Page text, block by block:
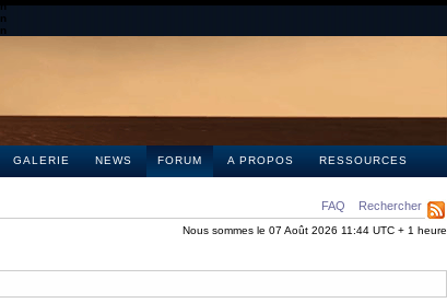
GALERIE NEWS FORUM A PROPOS RESSOURCES
FAQ Rechercher
Nous sommes le 07 Août 2026 11:44 UTC + 1 heure